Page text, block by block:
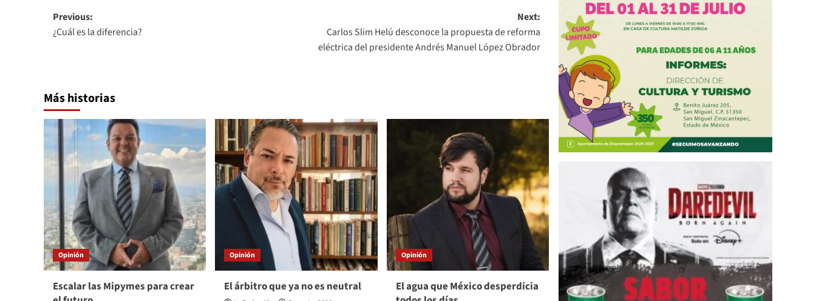
Post
navigation
Previous:
¿Cuál es la diferencia?
Next:
Carlos Slim Helú desconoce la propuesta de reforma
eléctrica del presidente Andrés Manuel López Obrador
Más historias
Opinión
Escalar las Mipymes para crear
Opinión
El árbitro que ya no es neutral
Opinión
El agua que México desperdicia